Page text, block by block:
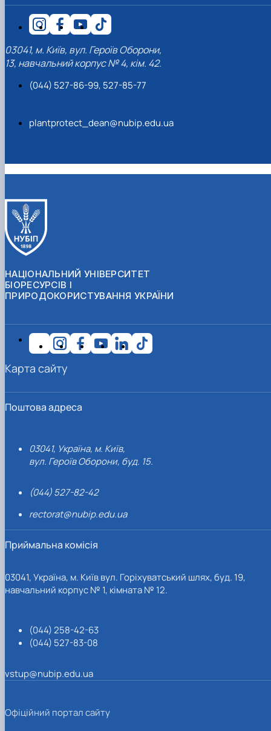
03041, м. Київ, вул. Героїв Оборони,
13, навчальний корпус № 4, кім. 42.
(044) 527-86-99, 527-85-77
plantprotect_dean@nubip.edu.ua
НАЦІОНАЛЬНИЙ УНІВЕРСИТЕТ
БІОРЕСУРСІВ І
ПРИРОДОКОРИСТУВАННЯ УКРАЇНИ
Поштова адреса
03041, Україна, м. Київ,
вул. Героїв Оборони, буд. 15.
(044) 527-82-42
rectorat@nubip.edu.ua
Приймальна комісія
03041, Україна, м. Київ вул. Горіхуватський шлях, буд. 19,
навчальний корпус № 1, кімната № 12.
(044) 258-42-63
(044) 527-83-08
vstup@nubip.edu.ua
Карта сайту
Офіційний портал сайту